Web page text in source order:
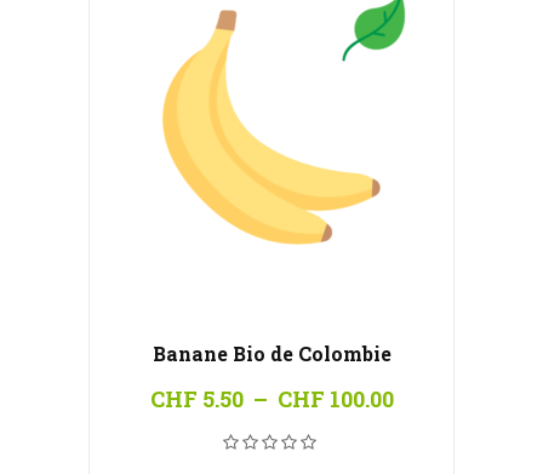
Banane Bio de Colombie
CHF 5.50 – CHF 100.00Plage